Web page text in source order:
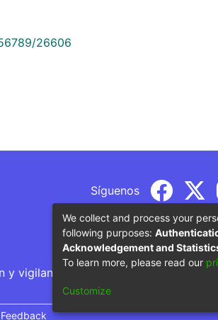
26606
Síguenos
vigilancia por parte del Ministerio de
We collect and process your
following purposes:
Acknowledgement and
To learn more, please read our
Customize